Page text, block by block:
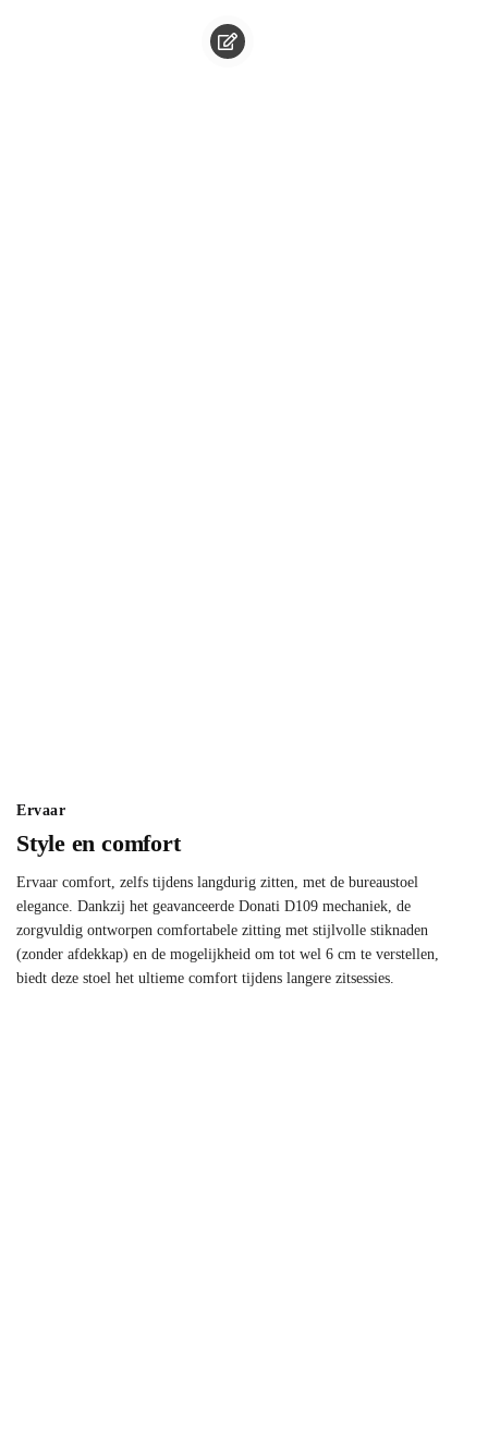
Ervaar
Style en comfort
Ervaar comfort, zelfs tijdens langdurig zitten, met de bureaustoel
elegance. Dankzij het geavanceerde Donati D109 mechaniek, de
zorgvuldig ontworpen comfortabele zitting met stijlvolle stiknaden
(zonder afdekkap) en de mogelijkheid om tot wel 6 cm te verstellen,
biedt deze stoel het ultieme comfort tijdens langere zitsessies.